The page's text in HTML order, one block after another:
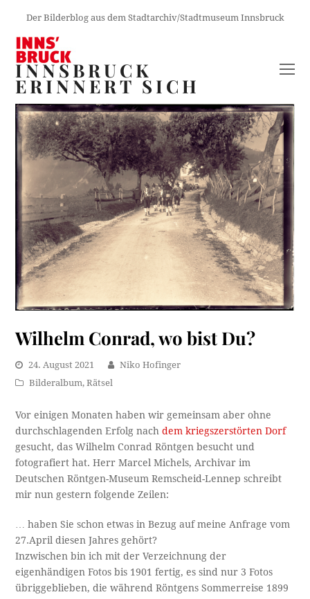
Der Bilderblog aus dem Stadtarchiv/Stadtmuseum Innsbruck
INNSBRUCK
ERINNERT SICH
Wilhelm Conrad, wo bist Du?
24. August 2021
Niko Hofinger
Bilderalbum,Rätsel
Vor einigen Monaten haben wir gemeinsam aber ohne
durchschlagenden Erfolg nachdem kriegszerstörten Dorf
gesucht, das Wilhelm Conrad Röntgen besucht und
fotografiert hat. Herr Marcel Michels, Archivar im
Deutschen Röntgen-Museum Remscheid-Lennep schreibt
mir nun gestern folgende Zeilen:
… haben Sie schon etwas in Bezug auf meine Anfrage vom
27.April diesen Jahres gehört?
Inzwischen bin ich mit der Verzeichnung der
eigenhändigen Fotos bis 1901 fertig, es sind nur 3 Fotos
übriggeblieben, die während Röntgens Sommerreise 1899